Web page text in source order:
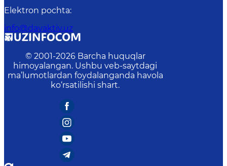
Elektron pochta:
info@davaktiv.uz
© 2001-2026 Barcha huquqlar
himoyalangan. Ushbu veb-saytdagi
ma’lumotlardan foydalanganda havola
ko‘rsatilishi shart.